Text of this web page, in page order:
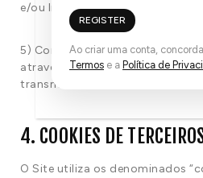
e/ou limitar o serviço prestado.
5) Comunicação dos dados: as
através dos cookies são
transmitidas a terceiros.
4. COOKIES DE
O Site utiliza os denominados
REGISTER
Ao criar uma conta,
Termos e a Política de